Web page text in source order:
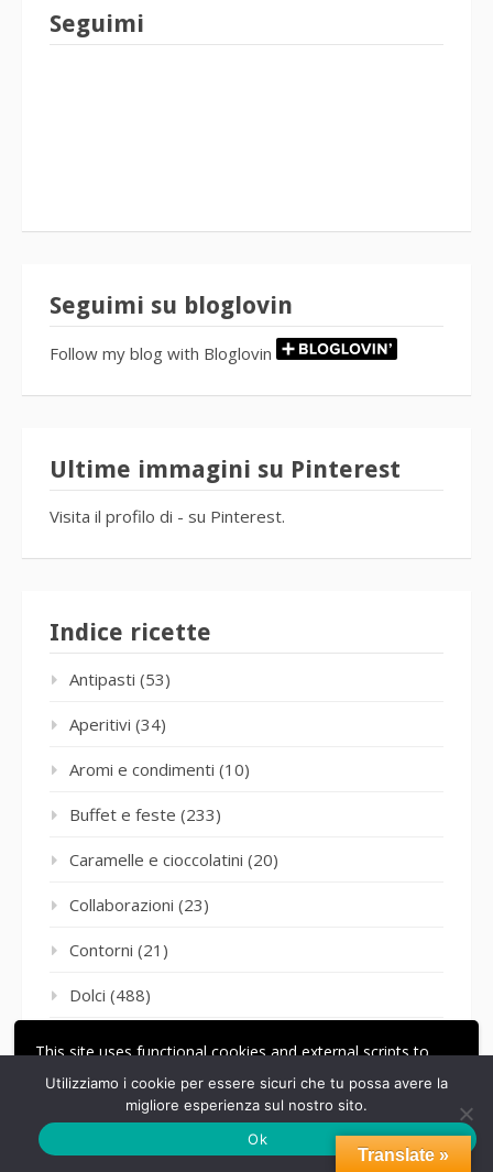
This site uses functional cookies and external scripts to
improve your experience.
LE MIE IMPOSTAZIONI
ACCETTA
Seguimi
Seguimi su bloglovin
Follow my blog with Bloglovin
Ultime immagini su Pinterest
Visita il profilo di - su Pinterest.
Indice ricette
Antipasti (53)
Aperitivi (34)
Aromi e condimenti (10)
Buffet e feste (233)
Caramelle e cioccolatini (20)
Collaborazioni (23)
Contorni (21)
Dolci (488)
Gelato e semifreddi(64)
Gluten freee(6)
Translate »
Utilizziamo i cookie per essere sicuri che tu possa avere la
migliore esperienza sul nostro sito.
Ok